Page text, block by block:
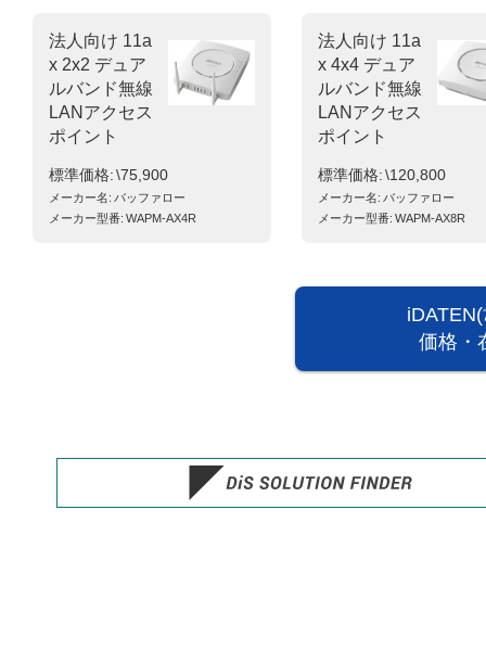
法人向け 11a
x 2x2 デュア
ルバンド無線
LANアクセス
ポイント
標準価格 \75,900
メーカー名 バッファロー
メーカー型番 WAPM-AX4R
法人向け 11a
x 4x4 デュア
ルバンド無線
LANアクセス
ポイント
標準価格 \120,800
メーカー名 バッファロー
メーカー型番 WAPM-AX8R
価格・